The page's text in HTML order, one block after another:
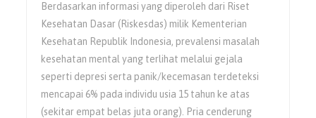
Berdasarkan informasi yang diperoleh dari Riset
Kesehatan Dasar (Riskesdas) milik Kementerian
Kesehatan Republik Indonesia, prevalensi masalah
kesehatan mental yang terlihat melalui gejala
seperti depresi serta panik/kecemasan terdeteksi
mencapai 6% pada individu usia 15 tahun ke atas
(sekitar empat belas juta orang). Pria cenderung